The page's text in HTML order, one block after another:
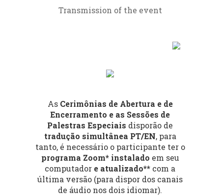
the event
Prof Dr. Paulo Menezes (GeoCart-UFRJ)
presentar elII Simposio Panamericano
El II SIPAT presenta una oportunidad única
experiencias y cuestiones entre los
investigadores, contribuyendo también a la
el contexto geográfico y en los demás
relacionados.
Documento de Presentación- ES (PDF, 1
MB)
Transmission of the event
AsCerimônias de Abertura e de
Encerramento e as Sessões de
Palestras Especiais disporão de
tradução simultânea PT/EN, para
tanto, é necessário o participante ter o
programa Zoom* instalado em seu
computador e atualizado** com a
última versão (para dispor dos canais
de áudio nos dois idiomar).